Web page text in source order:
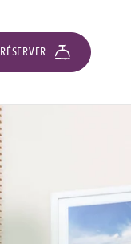
RÉSERVER